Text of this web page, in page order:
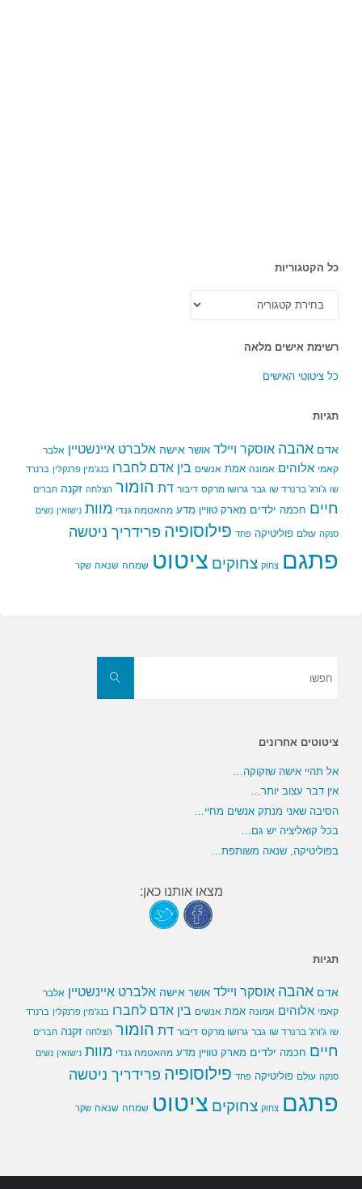
כל הקטגוריות
הקטגוריות
רשימת אישים מלאה
כל ציטוטי האישים
תגיות
אדם אהבה אוסקר ויילד אושר אישה אלברט איינשטיין אלבר
קאמי אלוהים אמונה אמת אנשים בין אדם לחברו בנג'מין פרנקלין ברנרד
שו ג'ורג' ברנרד שו גבר גרושו מרקס דיבור דת הומור הצלחה זקנה חברים
חיים חכמה ילדים מארק טוויין מדע מהאטמה גנדי מוות נישואין נשים
סנקה עולם פוליטיקה פחד פילוסופיה פרידריך ניטשה
פתגם צחוק צחוקים ציטוט שמחה שנאה שקר
חפשו
ציטוטים אחרונים
אל תהיי אישה שזקוקה…
אין דבר עצוב יותר…
הסיבה שאני מנתק אנשים מחיי…
בכל קואליציה יש גם…
בפוליטיקה, שנאה משותפת…
מצאו אותנו כאן:
תגיות
אדם אהבה אוסקר ויילד אושר אישה אלברט איינשטיין אלבר
קאמי אלוהים אמונה אמת אנשים בין אדם לחברו בנג'מין פרנקלין ברנרד
שו ג'ורג' ברנרד שו גבר גרושו מרקס דיבור דת הומור הצלחה זקנה חברים
חיים חכמה ילדים מארק טוויין מדע מהאטמה גנדי מוות נישואין נשים
סנקה עולם פוליטיקה פחד פילוסופיה פרידריך ניטשה
פתגם צחוק צחוקים ציטוט שמחה שנאה שקר